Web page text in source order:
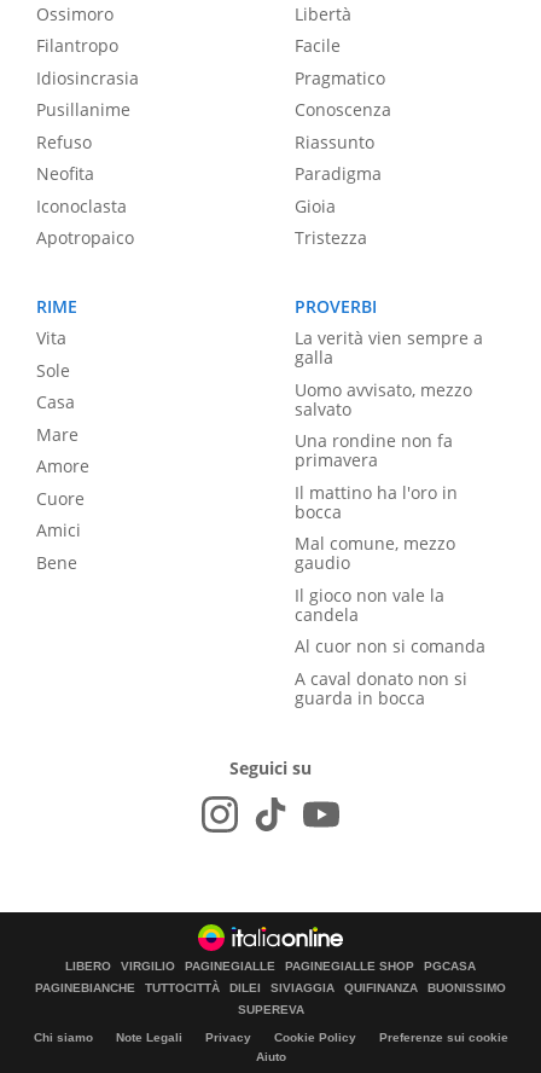
Ossimoro
Filantropo
Idiosincrasia
Pusillanime
Refuso
Neofita
Iconoclasta
Apotropaico
Libertà
Facile
Pragmatico
Conoscenza
Riassunto
Paradigma
Gioia
Tristezza
RIME
Vita
Sole
Casa
Mare
Amore
Cuore
Amici
Bene
PROVERBI
La verità vien sempre a
galla
Uomo avvisato, mezzo
salvato
Una rondine non fa
primavera
Il mattino ha l'oro in
bocca
Mal comune, mezzo
gaudio
Il gioco non vale la
candela
Al cuor non si comanda
A caval donato non si
guarda in bocca
Seguici su
LIBERO VIRGILIO PAGINEGIALLE PAGINEGIALLE SHOP
PGCASA
PAGINEBIANCHE
TUTTOCITTÀ DILEI SIVIAGGIA QUIFINANZA
BUONISSIMO
SUPEREVA
Chi siamo Note Legali Privacy Cookie Policy
Preferenze sui cookie
Aiuto